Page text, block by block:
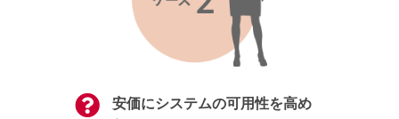
安価にシステムの可用性を高め